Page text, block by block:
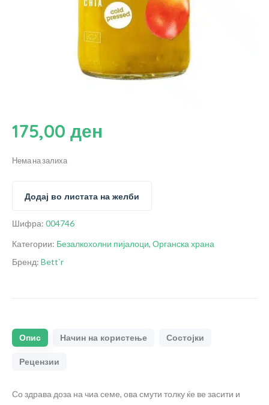
175,00 ден
Нема на залиха
Додај во листата на желби
Шифра: 004746
Категории: Безалкохолни пијалоци, Органска храна
Бренд: Bett`r
Опис Начин на користење Состојки
Рецензии
Со здрава доза на чиа семе, ова смути толку ќе ве засити и